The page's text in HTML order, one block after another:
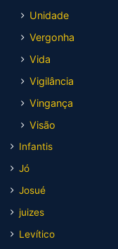
Unidade
Vergonha
Vida
Vigilância
Vingança
Visão
Infantis
Jó
Josué
juizes
Levítico